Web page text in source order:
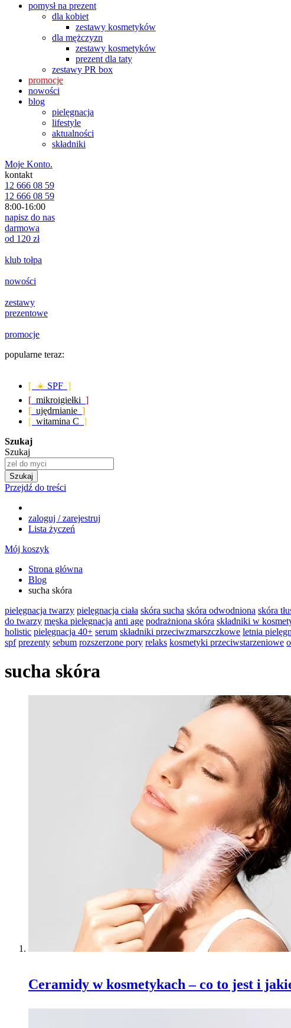
pomysł na prezent
dla kobiet
zestawy kosmetyków
dla mężczyzn
zestawy kosmetyków
prezent dla taty
zestawy PR box
promocje
nowości
blog
pielęgnacja
lifestyle
aktualności
składniki
Moje Konto.
kontakt
12 666 08 59
12 666 08 59
8:00-16:00
napisz do nas
darmowa
od 120 zł
klub tołpa
nowości
zestawy
prezentowe
promocje
popularne teraz:
[ ☀️ SPF ]
[ mikroigiełki ]
[ ujędrnianie ]
[ witamina C ]
Szukaj
Szukaj
Szukaj
Przejdź do treści
zaloguj / zarejestruj
Lista życzeń
Mój koszyk
Strona główna
Blog
sucha skóra
pielęgnacja twarzy pielęgnacja ciała skóra sucha skóra odwodniona skóra
do twarzy męska pielęgnacja anti age podrażniona skóra składniki w
holistic pielęgnacja 40+ serum składniki przeciwzmarszczkowe letnia
spf prezenty sebum rozszerzone pory relaks kosmetyki przeciwstarzeniowe
sucha skóra
Ceramidy w kosmetykach – co to jest i